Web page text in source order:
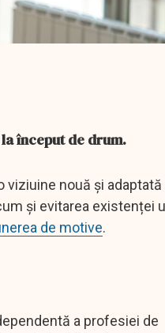
început de drum.
viziuine nouă și adaptată
și evitarea existenței
de motive.
a profesiei de